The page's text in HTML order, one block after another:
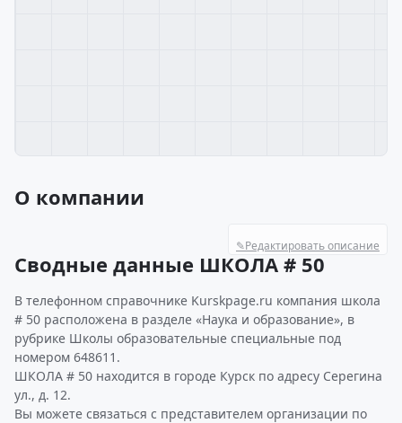
О компании
✎Редактировать описание
Сводные данные ШКОЛА # 50
В телефонном справочнике Kurskpage.ru компания школа
# 50 расположена в разделе «Наука и образование», в
рубрике Школы образовательные специальные под
номером 648611.
ШКОЛА # 50 находится в городе Курск по адресу Серегина
ул., д. 12.
Вы можете связаться с представителем организации по